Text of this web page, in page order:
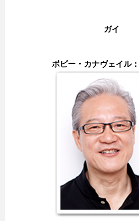
ガイ
ボビー・カナヴェイル